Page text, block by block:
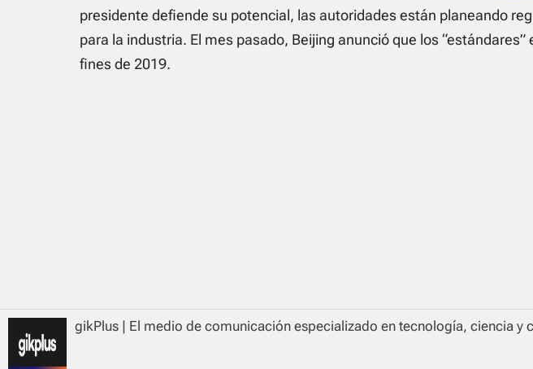
presidente defiende su potencial, las autoridades están planeando
para la industria. El mes pasado, Beijing anunció que los “estándares”
fines de 2019.
gikPlus | El medio de comunicación especializado en tecnología, ciencia y